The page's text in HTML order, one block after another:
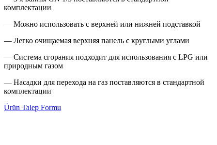
комплектации
— Можно использовать с верхней или нижней подставкой
— Легко очищаемая верхняя панель с круглыми углами
— Система сгорания подходит для использования с LPG или
природным газом
— Насадки для перехода на газ поставляются в стандартной
комплектации
Ürün Talep Formu